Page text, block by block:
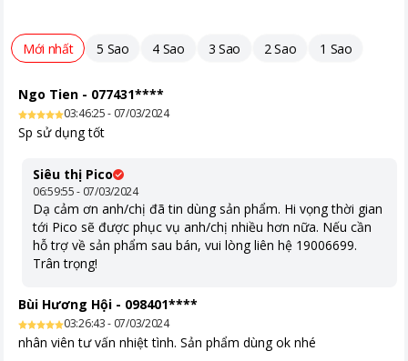
Mới nhất 5 Sao 4 Sao 3 Sao 2 Sao 1 Sao
Ngo Tien - 077431****
03:46:25 - 07/03/2024
Sp sử dụng tốt
Siêu thị Pico
06:59:55 - 07/03/2024
Dạ cảm ơn anh/chị đã tin dùng sản phẩm. Hi vọng thời gian
tới Pico sẽ được phục vụ anh/chị nhiều hơn nữa. Nếu cần
hỗ trợ về sản phẩm sau bán, vui lòng liên hệ 19006699.
Trân trọng!
Bùi Hương Hội - 098401****
03:26:43 - 07/03/2024
nhân viên tư vấn nhiệt tình. Sản phẩm dùng ok nhé